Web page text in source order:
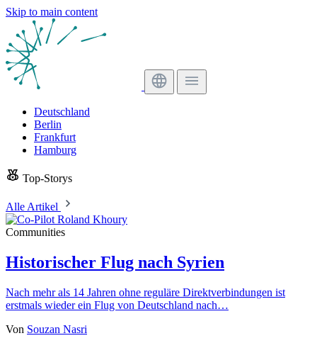
Skip to main content
Deutschland
Berlin
Frankfurt
Hamburg
Top-Storys
Alle Artikel
Communities
Historischer Flug nach Syrien
Nach mehr als 14 Jahren ohne reguläre Direktverbindungen ist
erstmals wieder ein Flug von Deutschland nach…
Von Souzan Nasri